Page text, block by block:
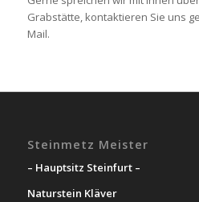
Grabstätte, kontaktieren Sie uns
Mail.
Steinmetz Meister
– Hauptsitz Steinfurt –
Naturstein Kläver